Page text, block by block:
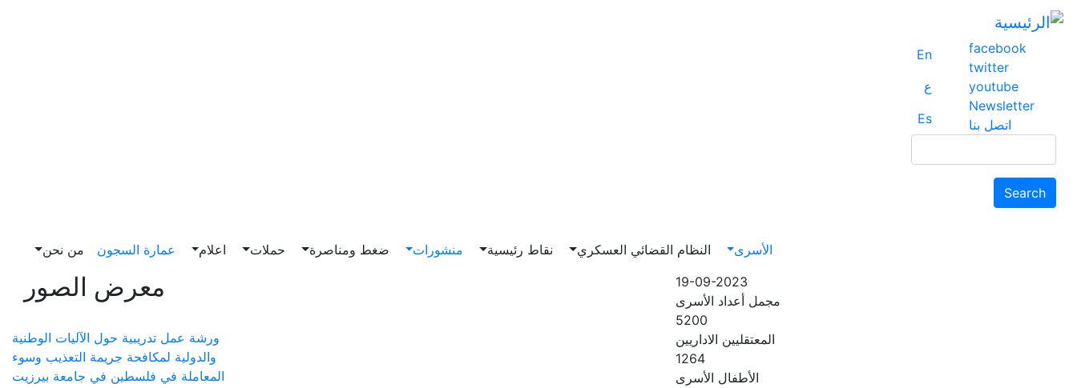
facebook
twitter
youtube
Newsletter
اتصل بنا
En
ع
Es
Search
Main navigation
الأسرى النظام القضائي العسكري نقاط رئيسية منشورات ضغط ومناصرة حملات اعلام عمارة السجون
من نحن
19-09-2023
مجمل أعداد الأسرى
5200
المعتقليين الاداريين
1264
الأطفال الأسرى
معرض الصور
ورشة عمل تدريبية حول الآليات الوطنية
والدولية لمكافحة جريمة التعذيب وسوء
المعاملة في فلسطين في جامعة بيرزيت